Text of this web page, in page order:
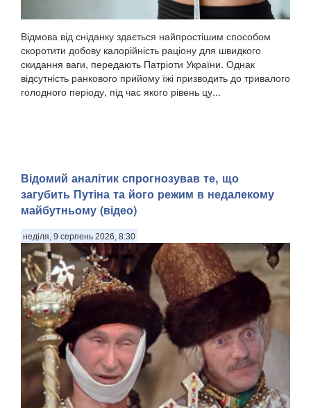
Відмова від сніданку здається найпростішим способом
скоротити добову калорійність раціону для швидкого
скидання ваги, передають Патріоти України. Однак
відсутність ранкового прийому їжі призводить до тривалого
голодного періоду, під час якого рівень цу...
​Відомий аналітик спрогнозував те, що
загубить Путіна та його режим в недалекому
майбутньому (відео)
неділя, 9 серпень 2026, 8:30